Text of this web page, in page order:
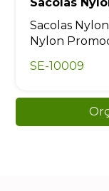
Sacolas
Nylon
SE-10009